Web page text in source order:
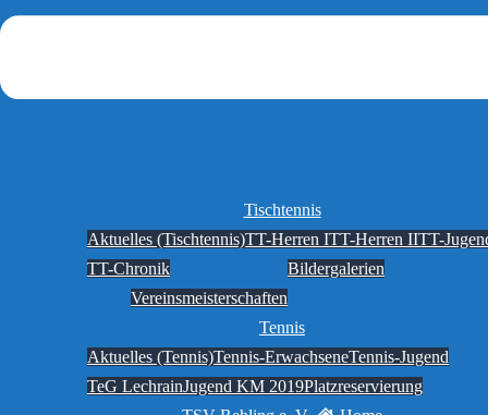
Tischtennis
Aktuelles (Tischtennis)TT-Herren ITT-Herren IITT-
TT-Chronik
Vereinsmeisterschaften
Bildergalerien
Tennis
Aktuelles (Tennis)Tennis-ErwachseneTennis-Jugend
TeG LechrainJugend KM 2019Platzreservierung